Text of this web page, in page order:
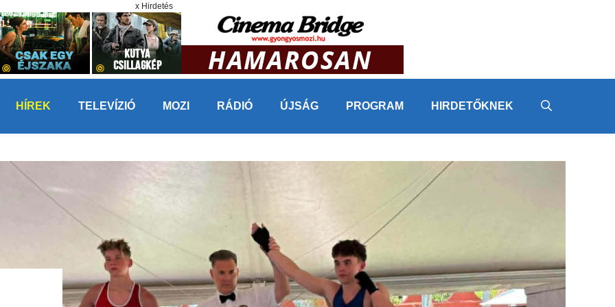
x Hirdetés
HÍREK TELEVÍZIÓ MOZI RÁDIÓ ÚJSÁG PROGRAM HIRDETŐKNEK